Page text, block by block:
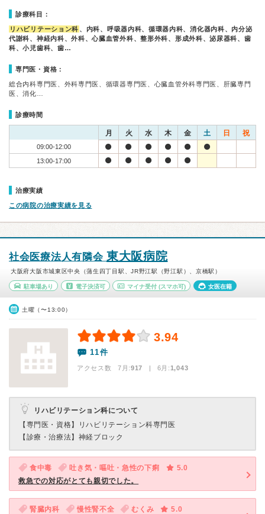
診療科目：
リハビリテーション科 、内科、呼吸器内科、循環器内科、消化器内科、内分泌
代謝科、神経内科、外科、心臓血管外科、整形外科、形成外科、泌尿器科、歯
科、小児歯科、歯…
専門医・資格：
総合内科専門医、外科専門医、循環器専門医、心臓血管外科専門医、肝臓専門
医、消化…
診療時間
月 火 水 木 金 土 日 祝
09:00-12:00
13:00-17:00
治療実績
この病院の治療実績を見る
社会医療法人有隣会 東大阪病院
大阪府大阪市城東区中央（蒲生四丁目駅、JR野江駅（野江駅）、京橋駅）
駐車場あり 電子決済可 マイナ受付 (スマホ可) 女医在籍
土曜（〜13:00）
3.94
11件
アクセス数 7月:917 | 6月:1,043
リハビリテーション科について
【専門医・資格】
リハビリテーション科専門医
【診療・治療法】 神経ブロック
食中毒 吐き気・嘔吐・急性の下痢
5.0
救急での対応がとても親切でした。
腎臓内科 慢性腎不全 むくみ
5.0